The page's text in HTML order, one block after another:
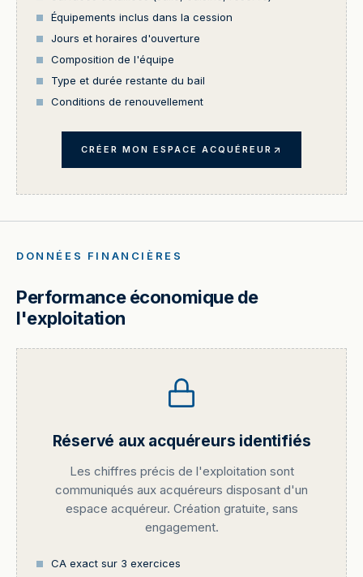
Équipements inclus dans la cession
Jours et horaires d'ouverture
Composition de l'équipe
Type et durée restante du bail
Conditions de renouvellement
CRÉER MON ESPACE ACQUÉREUR
DONNÉES FINANCIÈRES
Performance économique de
l'exploitation
Réservé aux acquéreurs identifiés
Les chiffres précis de l'exploitation sont
communiqués aux acquéreurs disposant d'un
espace acquéreur. Création gratuite, sans
engagement.
CA exact sur 3 exercices